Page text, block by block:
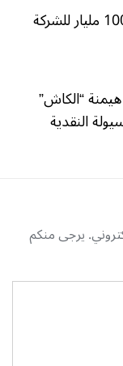
صافي أرباح يفوق 100 مليار للشركة
“الكاش”
النقدية
يرجى منكم